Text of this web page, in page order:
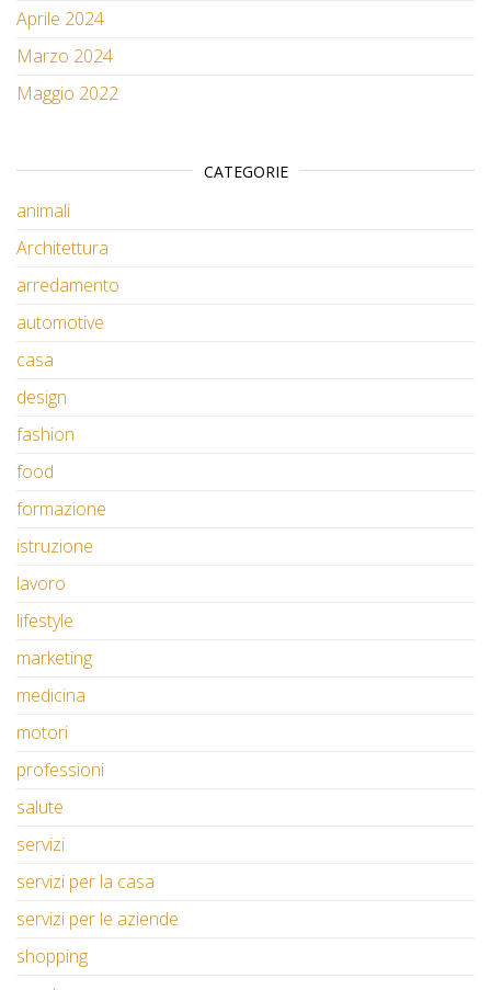
Aprile 2024
Marzo 2024
Maggio 2022
CATEGORIE
animali
Architettura
arredamento
automotive
casa
design
fashion
food
formazione
istruzione
lavoro
lifestyle
marketing
medicina
motori
professioni
salute
servizi
servizi per la casa
servizi per le aziende
shopping